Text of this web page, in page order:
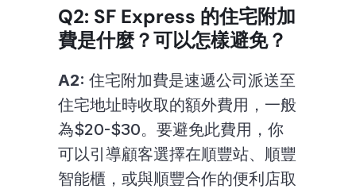
Q2: SF Express 的住宅附加
費是什麼？可以怎樣避免？
A2: 住宅附加費是速遞公司派送至
住宅地址時收取的額外費用，一般
為$20-$30。要避免此費用，你
可以引導顧客選擇在順豐站、順豐
智能櫃，或與順豐合作的便利店取